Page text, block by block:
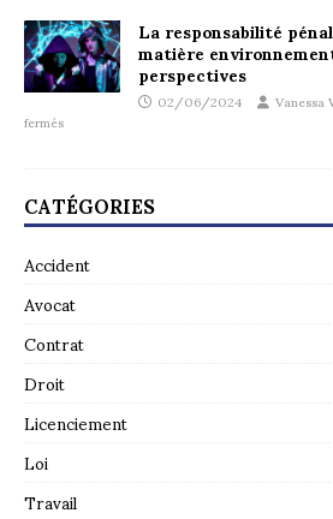
La responsabilité
matière
perspectives
02/06/2024
fermés
CATÉGORIES
Accident
Avocat
Contrat
Droit
Licenciement
Loi
Travail